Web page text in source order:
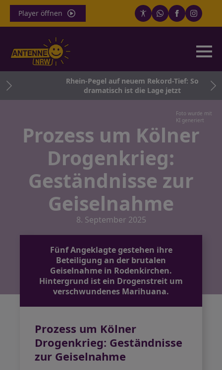
Player öffnen
Rhein-Pegel auf neuem Rekord-Tief: So
dramatisch ist die Lage jetzt
Foto wurde mit
KI generiert
Prozess um Kölner
Drogenkrieg:
Geständnisse zur
Geiselnahme
8. September 2025
Fünf Angeklagte gestehen ihre
Beteiligung an der brutalen
Geiselnahme in Rodenkirchen.
Hintergrund ist ein Drogenstreit um
verschwundenes Marihuana.
Prozess um Kölner
Drogenkrieg: Geständnisse
zur Geiselnahme